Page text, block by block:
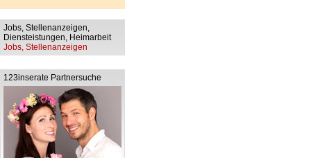
Jobs, Stellenanzeigen,
Diensteistungen, Heimarbeit
Jobs, Stellenanzeigen
123inserate Partnersuche